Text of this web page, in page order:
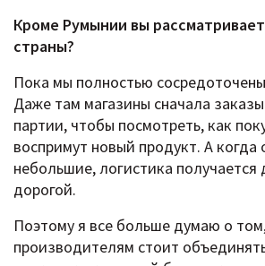
Кроме Румынии вы
страны?
Пока мы полностью
Даже там магазины сначала
партии, чтобы посмотреть, как
воспримут новый продукт. А когда
небольшие, логистика получается
дорогой.
Поэтому я все больше думаю о
производителям стоит